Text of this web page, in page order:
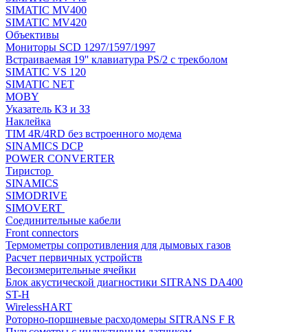
SIMATIC MV400
SIMATIC MV420
Объективы
Мониторы SCD 1297/1597/1997
Встраиваемая 19'' клавиатура PS/2 с трекболом
SIMATIC VS 120
SIMATIC NET
MOBY
Указатель КЗ и ЗЗ
Наклейка
TIM 4R/4RD без встроенного модема
SINAMICS DCP
POWER CONVERTER
Тиристор
SINAMICS
SIMODRIVE
SIMOVERT
Соединительные кабели
Front connectors
Термометры сопротивления для дымовых газов
Расчет первичных устройств
Весоизмерительные ячейки
Блок акустической диагностики SITRANS DA400
ST-H
WirelessHART
Роторно-поршневые расходомеры SITRANS F R